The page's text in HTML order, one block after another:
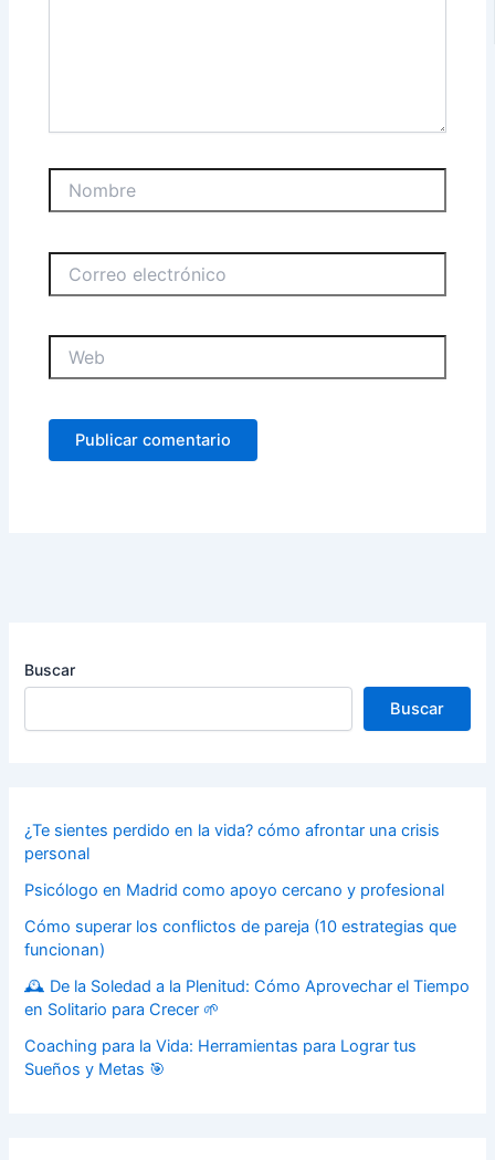
electrónico
Buscar
Buscar
¿Te sientes perdido en la vida? cómo afrontar una crisis
personal
Psicólogo en Madrid como apoyo cercano y profesional
Cómo superar los conflictos de pareja (10 estrategias que
funcionan)
🕰️ De la Soledad a la Plenitud: Cómo Aprovechar el Tiempo
en Solitario para Crecer 🌱
Coaching para la Vida: Herramientas para Lograr tus
Sueños y Metas 🎯